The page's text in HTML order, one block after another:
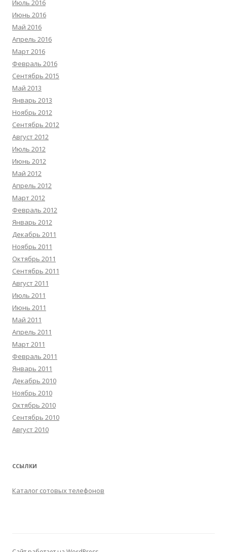
Июль 2016
Июнь 2016
Май 2016
Апрель 2016
Март 2016
Февраль 2016
Сентябрь 2015
Май 2013
Январь 2013
Ноябрь 2012
Сентябрь 2012
Август 2012
Июль 2012
Июнь 2012
Май 2012
Апрель 2012
Март 2012
Февраль 2012
Январь 2012
Декабрь 2011
Ноябрь 2011
Октябрь 2011
Сентябрь 2011
Август 2011
Июль 2011
Июнь 2011
Май 2011
Апрель 2011
Март 2011
Февраль 2011
Январь 2011
Декабрь 2010
Ноябрь 2010
Октябрь 2010
Сентябрь 2010
Август 2010
ССЫЛКИ
Каталог сотовых телефонов